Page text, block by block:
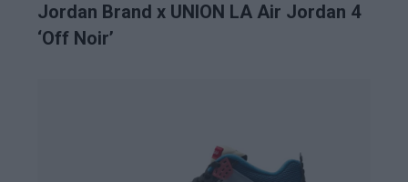
Jordan Brand x UNION LA Air Jordan 4
‘Off Noir’